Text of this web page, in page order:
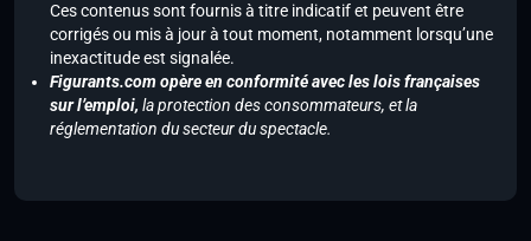
Ces contenus sont fournis à titre indicatif et peuvent être
corrigés ou mis à jour à tout moment, notamment lorsqu’une
inexactitude est signalée.
Figurants.com opère en conformité avec les lois françaises
sur l’emploi, la protection des consommateurs, et la
réglementation du secteur du spectacle.